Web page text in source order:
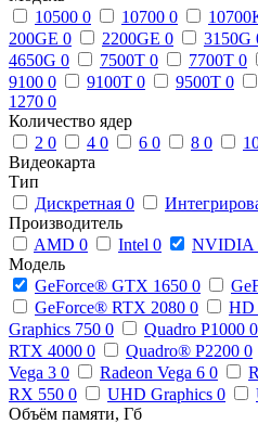
10500 0 10700 0
200GE 0 2200GE 0 3150G
4650G 0 7500T 0 7700T 0
9100 0 9100T 0 9500T 0
1270 0
Количество ядер
2 0 4 0 6 0 8 0
Видеокарта
Тип
Дискретная 0
Производитель
AMD 0 Intel 0 NVIDIA
Модель
GeForce® GTX 1650 0
GeForce® RTX 2080 0 HD
Graphics 750 0 Quadro P1000 0
RTX 4000 0 Quadro® P2200 0
Vega 3 0 Radeon Vega 6 0
RX 550 0 UHD Graphics 0
Объём памяти, Гб